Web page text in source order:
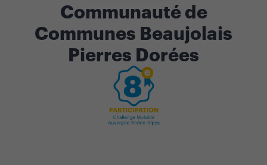
Communauté de
Communes Beaujolais
Pierres Dorées